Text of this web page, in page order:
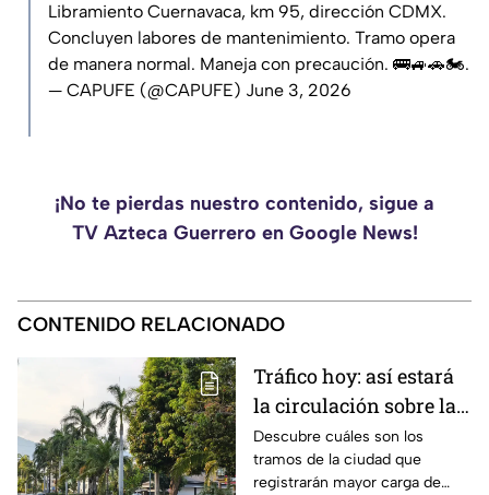
Libramiento Cuernavaca, km 95, dirección CDMX.
Concluyen labores de mantenimiento. Tramo opera
de manera normal. Maneja con precaución. 🚌🚙🚗🏍️.
— CAPUFE (@CAPUFE) June 3, 2026
¡No te pierdas nuestro contenido, sigue a
TV Azteca Guerrero en Google News!
CONTENIDO RELACIONADO
Tráfico hoy: así estará
la circulación sobre las
avenidas de Acapulco
Descubre cuáles son los
tramos de la ciudad que
registrarán mayor carga de